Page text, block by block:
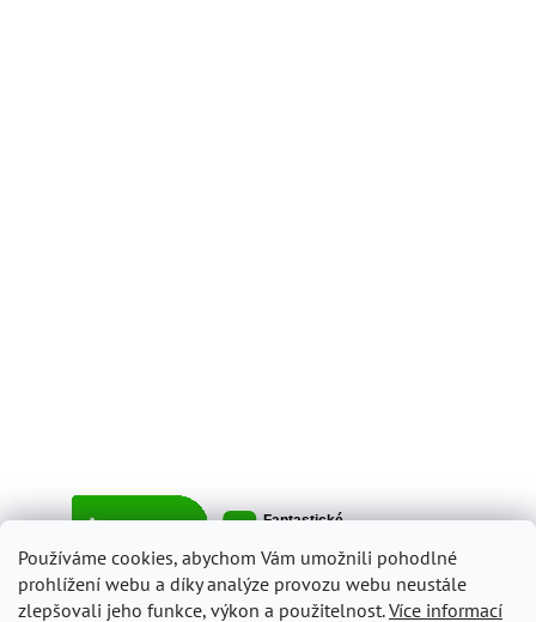
Používáme cookies, abychom Vám umožnili pohodlné
prohlížení webu a díky analýze provozu webu neustále
zlepšovali jeho funkce, výkon a použitelnost.Více informací